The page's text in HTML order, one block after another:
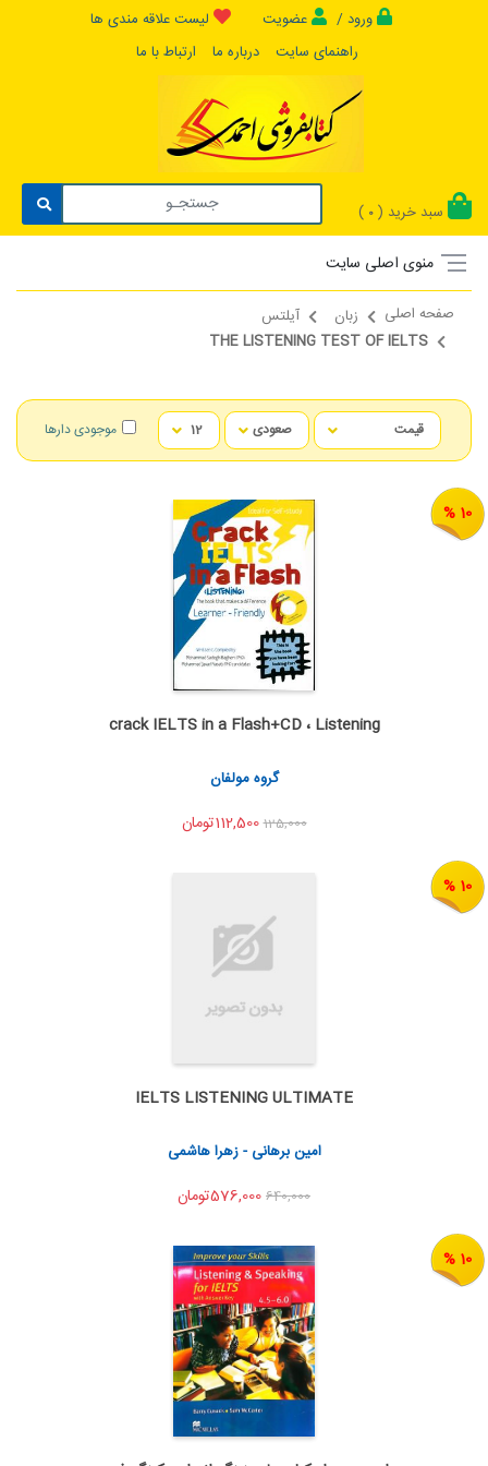
ورود / عضویت
لیست علاقه مندی ها
راهنمای سایت
درباره ما ارتباط با ما
سبد خرید ( 0
)
منوی اصلی سایت
صفحه اصلی زبان
آیلتس
THE LISTENING TEST OF IELTS
موجودی دارها
10 %
اضافه به سبد خرید
اشتراک گذاری
crack IELTS in a Flash+CD ، Listening
گروه مولفان
125,000112,500تومان
10 %
اضافه به سبد خرید
اشتراک گذاری
IELTS LISTENING ULTIMATE
امین برهانی - زهرا هاشمی
640,000
10 %